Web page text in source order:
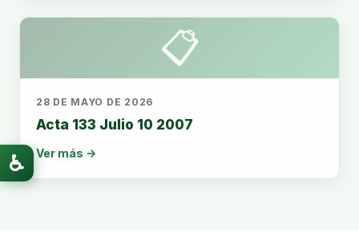
📋
28 DE MAYO DE 2026
Acta 133 Julio 10 2007
Ver más →
♿